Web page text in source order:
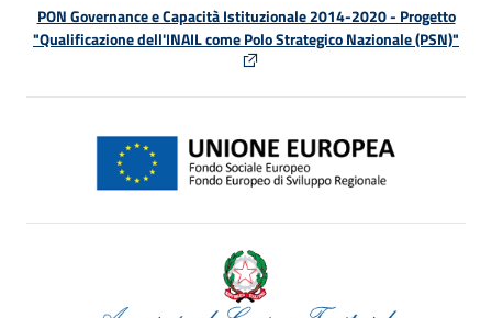
PON Governance e Capacità Istituzionale 2014-2020 - Progetto
"Qualificazione dell'INAIL come Polo Strategico Nazionale (PSN)"